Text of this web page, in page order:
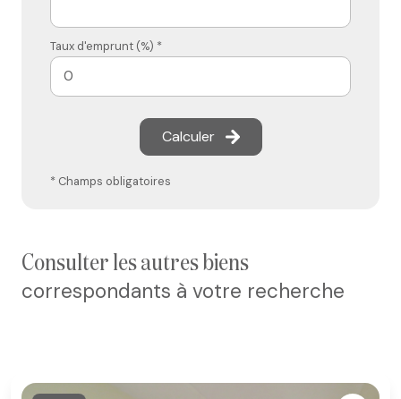
Taux d'emprunt (%) *
Calculer
* Champs obligatoires
consulter les autres biens
correspondants à votre recherche